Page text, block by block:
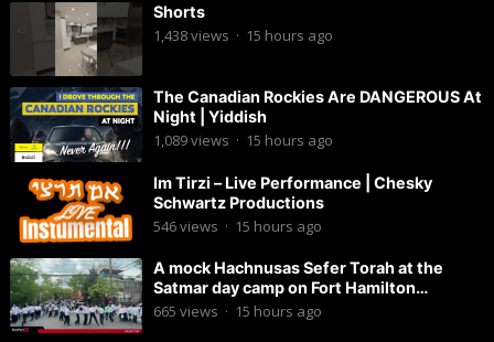
Shorts
1,438views · 15 hours ago
The Canadian Rockies Are DANGEROUS At
Night | Yiddish
1,089views · 15 hours ago
Im Tirzi – Live Performance | Chesky
Schwartz Productions
546views · 15 hours ago
A mock Hachnusas Sefer Torah at the
Satmar day camp on Fort Hamilton
Parkway.
665 views · 15 hours ago